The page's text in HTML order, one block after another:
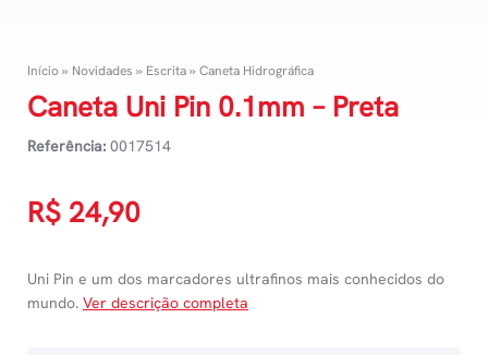
Início» Novidades » Escrita» Caneta Hidrográfica
Caneta Uni Pin 0.1mm – Preta
Referência: 0017514
R$ 24,90
Uni Pin e um dos marcadores ultrafinos mais conhecidos do
mundo. Ver descrição completa